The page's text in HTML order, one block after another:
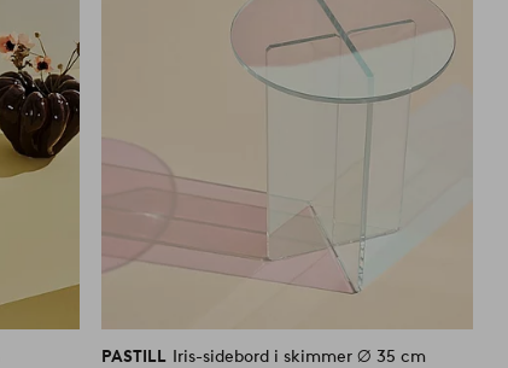
PASTILL Iris-sidebord i skimmer ⌀ 35 cm